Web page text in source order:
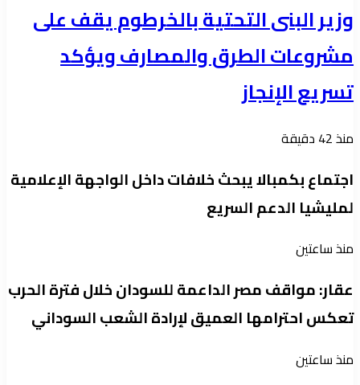
وزير البنى التحتية بالخرطوم يقف على
مشروعات الطرق والمصارف ويؤكد
تسريع الإنجاز
منذ 42 دقيقة
اجتماع بكمبالا يبحث خلافات داخل الواجهة الإعلامية
لمليشيا الدعم السريع
منذ ساعتين
عقار: مواقف مصر الداعمة للسودان خلال فترة الحرب
تعكس احترامها العميق لإرادة الشعب السوداني
منذ ساعتين